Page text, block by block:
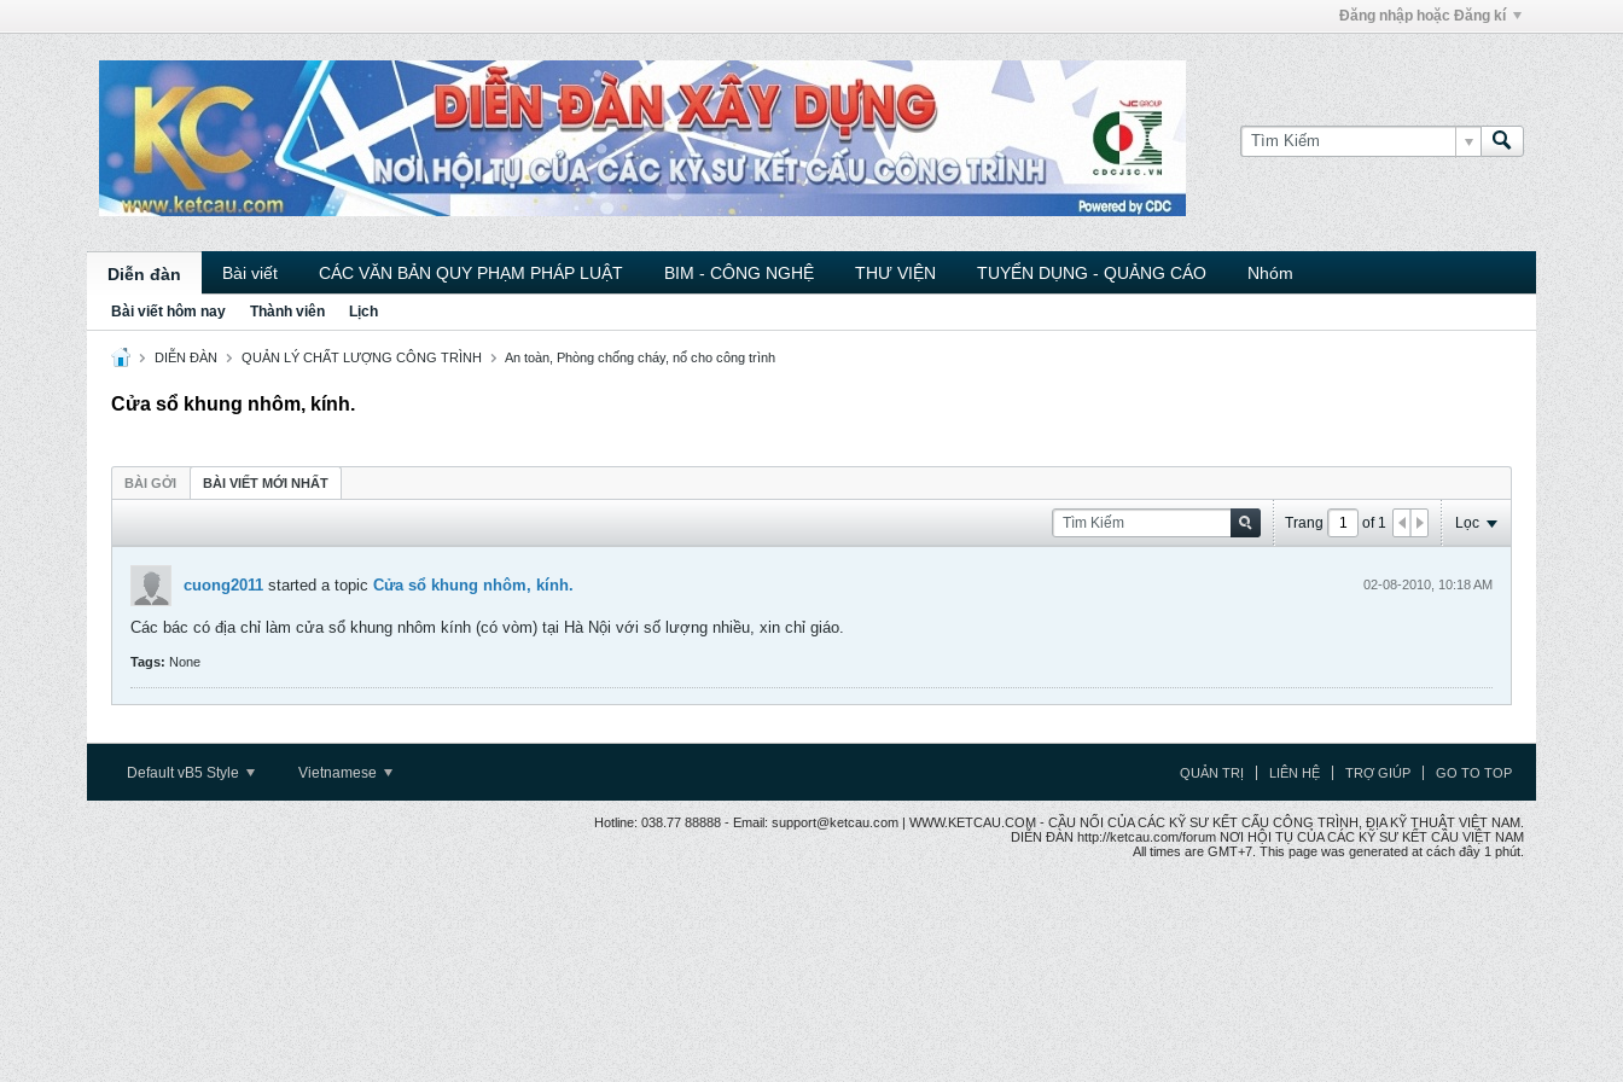
Đăng nhập hoặc Đăng kí
Diễn đàn Bài viết CÁC VĂN BẢN QUY PHẠM PHÁP LUẬT BIM - CÔNG NGHỆ THƯ VIỆN TUYỂN DỤNG - QUẢNG CÁO Nhóm
Bài viết hôm nay Thành viên Lịch
DIỄN ĐÀN QUẢN LÝ CHẤT LƯỢNG CÔNG TRÌNH An toàn, Phòng chống cháy, nổ cho công trình
Cửa sổ khung nhôm, kính.
BÀI GỞI BÀI VIẾT MỚI NHẤT
Trang of 1 Lọc
cuong2011 started a topic Cửa sổ khung nhôm, kính. 02-08-2010, 10:18 AM
Các bác có địa chỉ làm cửa sổ khung nhôm kính (có vòm) tại Hà Nội với số lượng nhiều, xin chỉ giáo.
Tags: None
Default vB5 Style Vietnamese QUẢN TRỊ LIÊN HỆ TRỢ GIÚP GO TO TOP
Hotline: 038.77 88888 - Email: support@ketcau.com | WWW.KETCAU.COM - CẦU NỐI CỦA CÁC KỸ SƯ KẾT CẤU CÔNG TRÌNH, ĐỊA KỸ THUẬT VIỆT NAM.
DIỄN ĐÀN http://ketcau.com/forum NƠI HỘI TỤ CỦA CÁC KỸ SƯ KẾT CÂU VIỆT NAM
All times are GMT+7. This page was generated at cách đây 1 phút.